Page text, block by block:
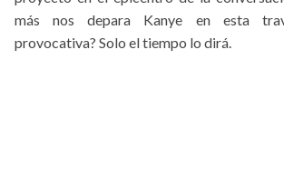
más nos depara Kanye en esta
provocativa? Solo el tiempo lo dirá.